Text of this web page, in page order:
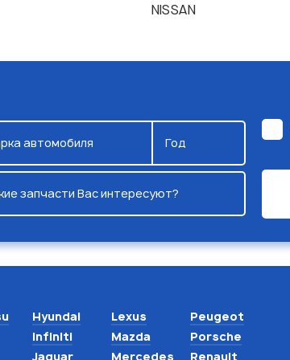
NISSAN
автомобиля Год
запчасти Вас интересуют?
Hyundai
Infiniti
Jaguar
Lexus
Mazda
Mercedes
Peugeot
Porsche
Renault